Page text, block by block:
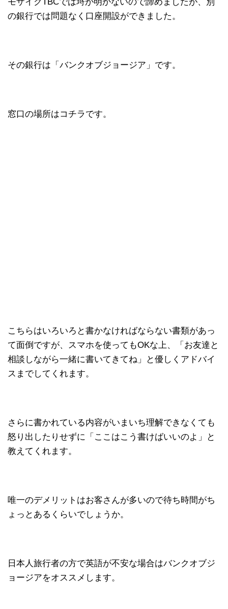
の銀行では問題なく口座開設ができました。
その銀行は「バンクオブジョージア」です。
窓口の場所はコチラです。
こちらはいろいろと書かなければならない書類があっ
て面倒ですが、スマホを使ってもOKな上、「お友達と
相談しながら一緒に書いてきてね」と優しくアドバイ
スまでしてくれます。
さらに書かれている内容がいまいち理解できなくても
怒り出したりせずに「ここはこう書けばいいのよ」と
教えてくれます。
唯一のデメリットはお客さんが多いので待ち時間がち
ょっとあるくらいでしょうか。
日本人旅行者の方で英語が不安な場合はバンクオブジ
ョージアをオススメします。